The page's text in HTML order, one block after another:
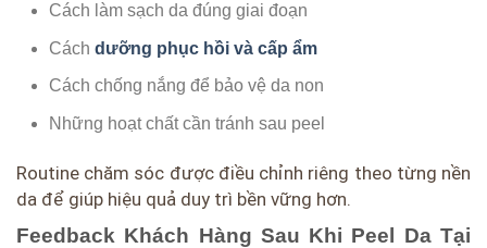
Cách làm sạch da đúng giai đoạn
Cách dưỡng phục hồi và cấp ẩm
Cách chống nắng để bảo vệ da non
Những hoạt chất cần tránh sau peel
Routine chăm sóc được điều chỉnh riêng theo từng nền
da để giúp hiệu quả duy trì bền vững hơn.
Feedback Khách Hàng Sau Khi Peel Da Tại